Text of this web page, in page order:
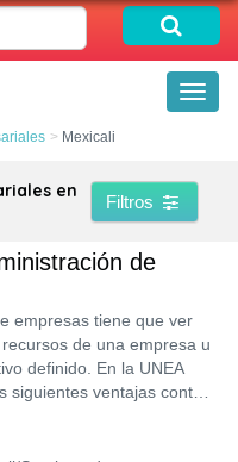
Mexicali
en
Filtros
de
empresas tiene que ver
de una empresa u
definido. En la UNEA
ventajas contar
pasión por los